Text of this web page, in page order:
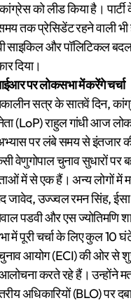
को लीड किया है।
तक प्रेसिडेंट रहने वाली
साइकिल और पॉलिटिकल
दिया।
पर लोकसभा में करेंगे चर्चा
सत्र के सातवें दिन,
(LoP) राहुल गांधी आज
पर लंबे समय से इंतजार
चुनाव सुधारों पर
में से एक हैं। अन्य लोगों में
जावेद, उज्ज्वल रमन सिंह,
पडवी और एस ज्योतिमणि
पूरी चर्चा के लिए कुल 10 घंटे
चुनाव आयोग (ECI) की ओर से
करते रहे हैं। उन्होंने
अधिकारियों (BLO) पर